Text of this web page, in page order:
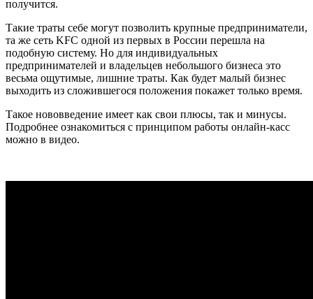
получится.
Такие траты себе могут позволить крупные предприниматели,
та же сеть KFC одной из первых в России перешла на
подобную систему. Но для индивидуальных
предпринимателей и владельцев небольшого бизнеса это
весьма ощутимые, лишние траты. Как будет малый бизнес
выходить из сложившегося положения покажет только время.
Такое нововведение имеет как свои плюсы, так и минусы.
Подробнее ознакомиться с принципом работы онлайн-касс
можно в видео.